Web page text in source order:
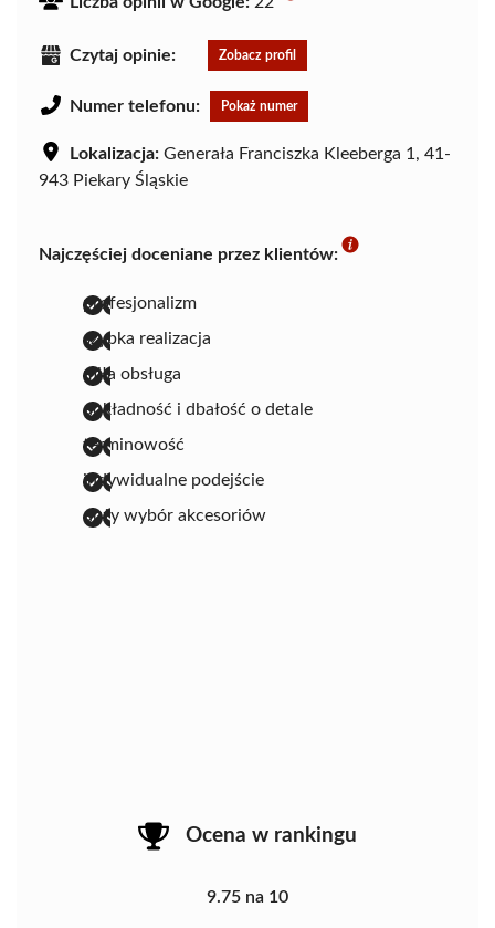
Czytaj opinie: Zobacz profil
Numer telefonu: Pokaż numer
Lokalizacja: Generała Franciszka Kleeberga 1, 41-
943 Piekary Śląskie
Najczęściej doceniane przez klientów:
profesjonalizm
szybka realizacja
miła obsługa
dokładność i dbałość o detale
terminowość
indywidualne podejście
duży wybór akcesoriów
Ocena w rankingu
9.75 na 10